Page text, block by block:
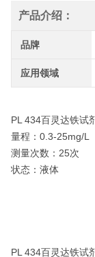
产品介绍：
品牌
应用领域
PL 434百灵达铁试
量程：0.3-25mg/L
测量次数：25次
状态：液体
PL 434百灵达铁试